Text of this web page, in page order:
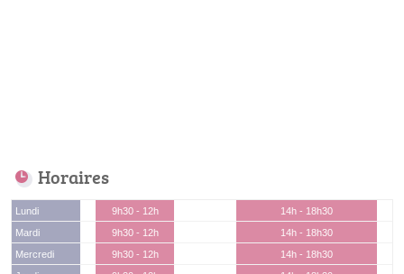
Horaires
Lundi 9h30 - 12h
14h - 18h30
Mardi
9h30 - 12h
14h - 18h30
Mercredi
9h30 - 12h
14h - 18h30